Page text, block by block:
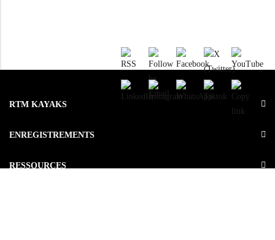
RTM KAYAKS
ENREGISTREMENTS
RESSOURCES